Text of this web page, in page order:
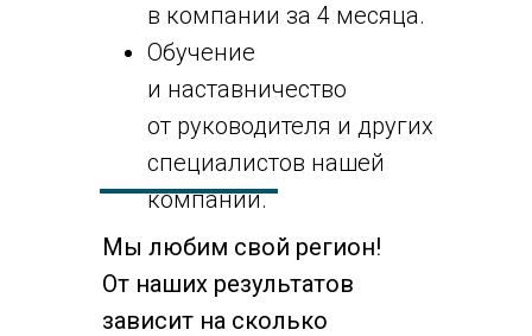
в компании за 4 месяца.
Обучение
и наставничество
от руководителя и других
специалистов нашей
компании.
Мы любим свой регион!
От наших результатов
зависит на сколько